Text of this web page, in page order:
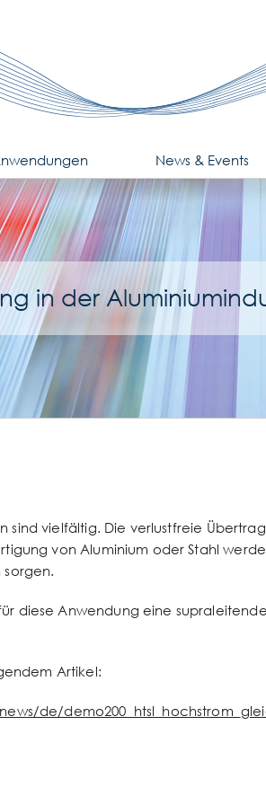
News & Events
in der
sind vielfältig. Die verlustfreie
von Aluminium oder Stahl
sorgen.
diese Anwendung eine
Artikel:
de/